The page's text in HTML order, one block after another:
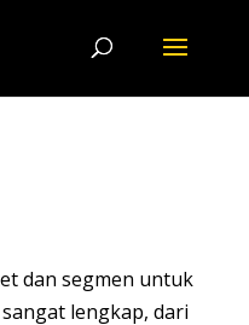
dan segmen untuk
lengkap, dari